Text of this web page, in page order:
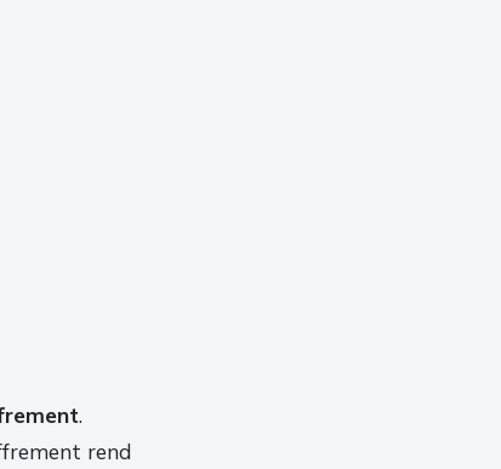
.
rend